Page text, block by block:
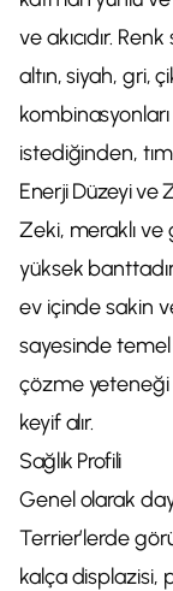
ve akıcıdır.
altın, siyah, gri,
kombinasyonları
istediğinden,
Enerji Düzeyi ve
Zeki, meraklı ve
yüksek
ev içinde sakin
sayesinde temel
çözme yeteneği
keyif alır.
Sağlık Profili
Genel olarak
Terrier’lerde
kalça displazisi,